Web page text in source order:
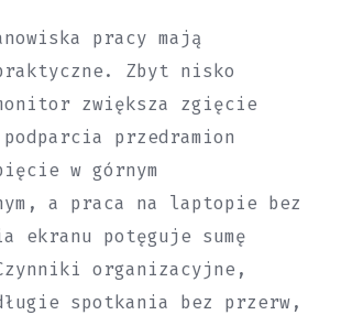
pracy mają
Zbyt nisko
zwiększa zgięcie
przedramion
w górnym
a praca na laptopie bez
ekranu potęguje sumę
organizacyjne,
spotkania bez przerw,